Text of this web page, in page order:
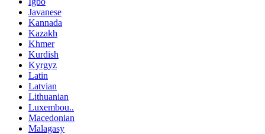
Javanese
Kannada
Kazakh
Khmer
Kurdish
Kyrgyz
Latin
Latvian
Lithuanian
Luxembou..
Macedonian
Malagasy